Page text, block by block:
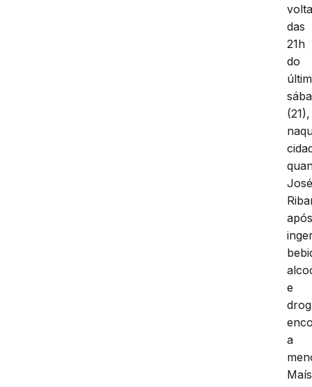
das
21h
do
(21),
e
a